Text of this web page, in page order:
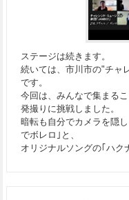
ステージは続きます。
続いては、市川市の"チャ
です。
今回は、みんなで集まる
発撮りに挑戦しました。
暗転も自分でカメラを隠
でボレロ｣と、
オリジナルソングの｢ハク